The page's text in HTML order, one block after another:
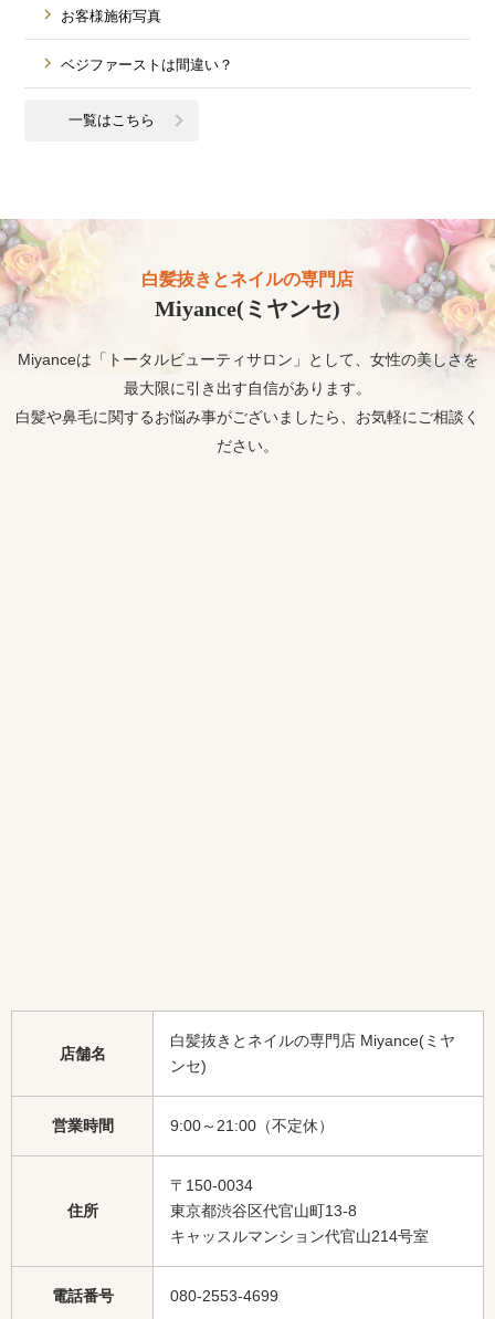
お客様施術写真
ベジファーストは間違い？
一覧はこちら
白髪抜きとネイルの専門店
Miyance(ミヤンセ)
Miyanceは「トータルビューティサロン」として、女性の美しさを
最大限に引き出す自信があります。
白髪や鼻毛に関するお悩み事がございましたら、お気軽にご相談く
ださい。
店舗名
白髪抜きとネイルの専門店 Miyance(ミヤ
ンセ)
営業時間 9:00～21:00（不定休）
住所
〒150-0034
東京都渋谷区代官山町13-8
キャッスルマンション代官山214号室
電話番号 080-2553-4699